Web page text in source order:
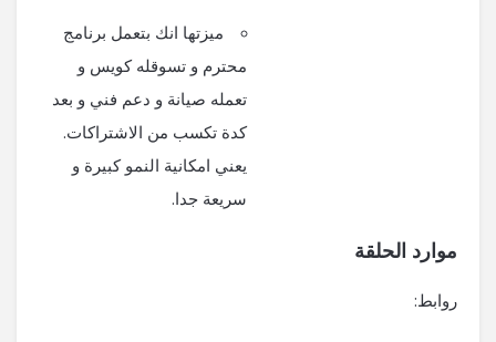
ميزتها انك بتعمل برنامج
محترم و تسوقله كويس و
تعمله صيانة و دعم فني و بعد
كدة تكسب من الاشتراكات.
يعني امكانية النمو كبيرة و
سريعة جدا.
موارد الحلقة
روابط: